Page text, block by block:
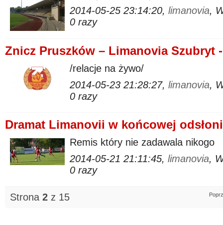
2014-05-25 23:14:20, limanovia,
0 razy
Znicz Pruszków – Limanovia Szubryt
/relacje na żywo/
2014-05-23 21:28:27, limanovia,
0 razy
Dramat Limanovii w końcowej
Remis który nie zadawala nikogo
2014-05-21 21:11:45, limanovia,
0 razy
Strona 2 z 15